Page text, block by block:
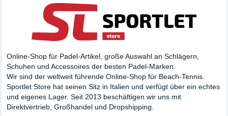
Online-Shop für Padel-Artikel, große Auswahl an Schlägern,
Schuhen und Accessoires der besten Padel-Marken.
Wir sind der weltweit führende Online-Shop für Beach-Tennis.
Sportlet Store hat seinen Sitz in Italien und verfügt über ein echtes
und eigenes Lager. Seit 2013 beschäftigen wir uns mit
Direktvertrieb, Großhandel und Dropshipping.